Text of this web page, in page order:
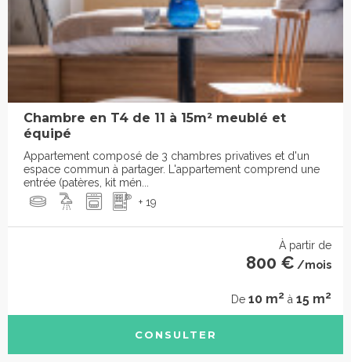
Chambre en T4 de 11 à 15m² meublé et
équipé
Appartement composé de 3 chambres privatives et d'un
espace commun à partager. L'appartement comprend une
entrée (patères, kit mén...
+ 19
À partir de
800 € /mois
De 10 m2 à 15 m2
CONSULTER